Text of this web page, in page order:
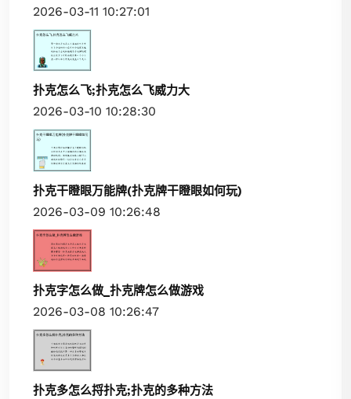
2026-03-11 10:27:01
扑克怎么飞;扑克怎么飞威力大
2026-03-10 10:28:30
扑克干瞪眼万能牌(扑克牌干瞪眼如何玩)
2026-03-09 10:26:48
扑克字怎么做_扑克牌怎么做游戏
2026-03-08 10:26:47
扑克多怎么捋扑克;扑克的多种方法